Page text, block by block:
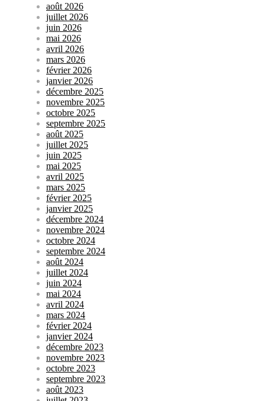
août 2026
juillet 2026
juin 2026
mai 2026
avril 2026
mars 2026
février 2026
janvier 2026
décembre 2025
novembre 2025
octobre 2025
septembre 2025
août 2025
juillet 2025
juin 2025
mai 2025
avril 2025
mars 2025
février 2025
janvier 2025
décembre 2024
novembre 2024
octobre 2024
septembre 2024
août 2024
juillet 2024
juin 2024
mai 2024
avril 2024
mars 2024
février 2024
janvier 2024
décembre 2023
novembre 2023
octobre 2023
septembre 2023
août 2023